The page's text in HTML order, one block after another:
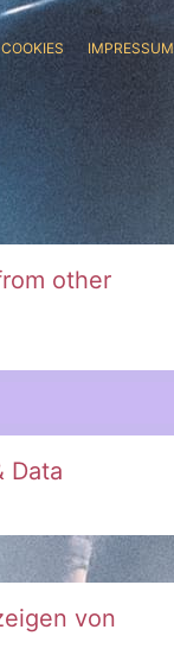
IMPRESSUM
other
Data
von